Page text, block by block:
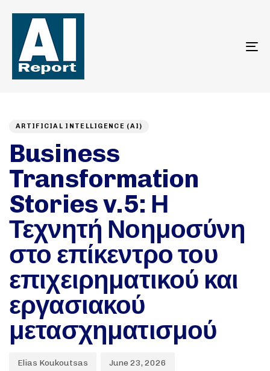
ARTIFICIAL INTELLIGENCE (AI)
Business
Transformation
Stories v.5: Η
Τεχνητή Νοημοσύνη
στο επίκεντρο του
επιχειρηματικού και
εργασιακού
μετασχηματισμού
Elias Koukoutsas June 23, 2026